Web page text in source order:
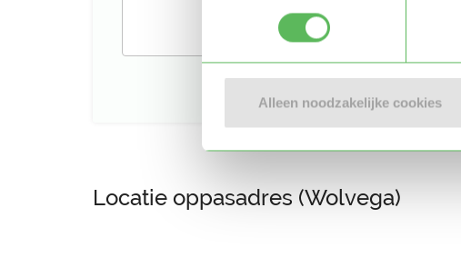
Alleen noodzakelijke cookies
Locatie oppasadres (Wolvega)